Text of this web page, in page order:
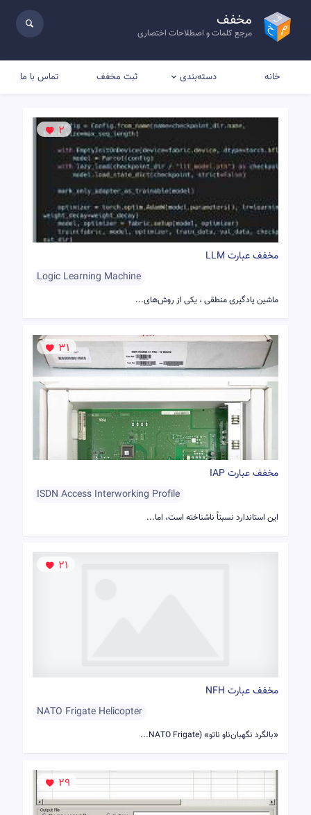
مخفف
مرجع کلمات و اصطلاحات اختصاری
خانه دسته‌بندی ثبت مخفف تماس با ما
2
مخفف عبارت LLM
Logic Learning Machine
ماشین یادگیری منطقی ، یکی از روش‌های...
31
مخفف عبارت IAP
ISDN Access Interworking Profile
این استاندارد نسبتاً ناشناخته است، اما...
21
مخفف عبارت NFH
NATO Frigate Helicopter
«بالگرد نگهبان‌ناو ناتو» (NATO Frigate...
29